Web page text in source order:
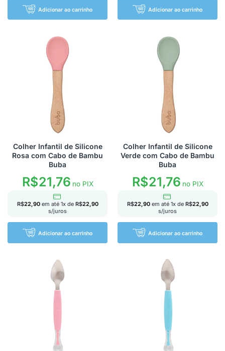
Adicionar ao carrinho Adicionar ao carrinho
Colher Infantil de Silicone
Rosa com Cabo de Bambu
Buba
R$21,76no PIX
R$22,90 em até 1x de R$22,90
s/juros
Adicionar ao carrinho
Colher Infantil de Silicone
Verde com Cabo de Bambu
Buba
R$21,76no PIX
R$22,90 em até 1x de R$22,90
s/juros
Adicionar ao carrinho